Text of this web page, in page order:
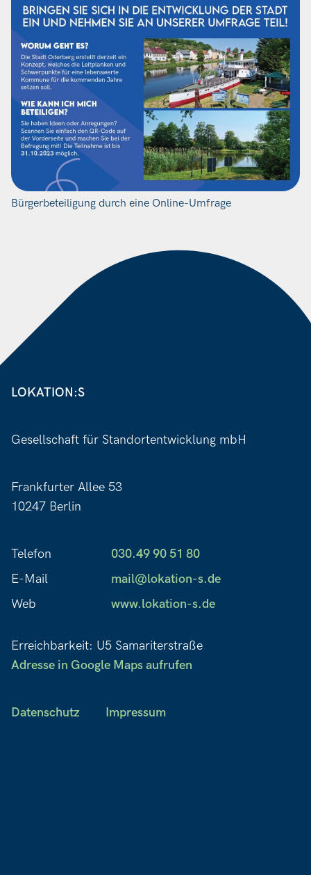
Bürgerbeteiligung durch eine Online-Umfrage
LOKATION:S
Gesellschaft für Standortentwicklung mbH
Frankfurter Allee 53
10247 Berlin
Telefon
030.49 90 51 80
E-Mail
mail@lokation-s.de
Web
www.lokation-s.de
Erreichbarkeit: U5 Samariterstraße
Adresse in Google Maps aufrufen
Datenschutz Impressum